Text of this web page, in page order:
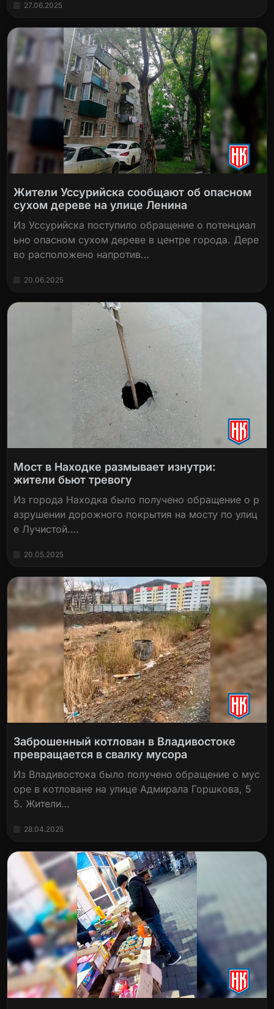
27.06.2025
Жители Уссурийска сообщают об опасном
сухом дереве на улице Ленина
Из Уссурийска поступило обращение о потенциал
ьно опасном сухом дереве в центре города. Дере
во расположено напротив…
20.06.2025
Мост в Находке размывает изнутри:
жители бьют тревогу
Из города Находка было получено обращение о р
азрушении дорожного покрытия на мосту по улиц
е Лучистой.…
20.05.2025
Заброшенный котлован в Владивостоке
превращается в свалку мусора
Из Владивостока было получено обращение о мус
оре в котловане на улице Адмирала Горшкова, 5
5. Жители…
28.04.2025